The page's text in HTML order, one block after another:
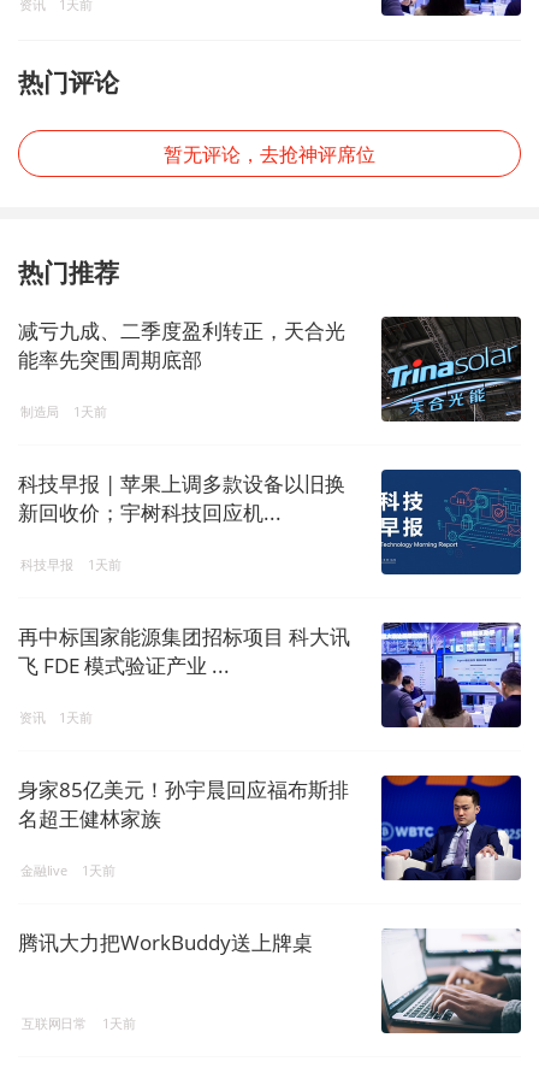
资讯 1天前
热门评论
暂无评论，去抢神评席位
热门推荐
减亏九成、二季度盈利转正，天合光
能率先突围周期底部
制造局 1天前
科技早报 | 苹果上调多款设备以旧换
新回收价；宇树科技回应机...
科技早报 1天前
再中标国家能源集团招标项目 科大讯
飞 FDE 模式验证产业 ...
资讯 1天前
身家85亿美元！孙宇晨回应福布斯排
名超王健林家族
金融live 1天前
腾讯大力把WorkBuddy送上牌桌
互联网日常 1天前